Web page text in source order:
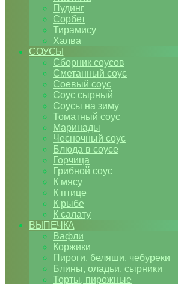
Пудинг
Сорбет
Тирамису
Халва
СОУСЫ
Сборник соусов
Сметанный соус
Соевый соус
Соус сырный
Соусы на зиму
Томатный соус
Маринады
Чесночный соус
Блюда в соусе
Горчица
Грибной соус
К мясу
К птице
К рыбе
К салату
ВЫПЕЧКА
Вафли
Коржики
Пироги, беляши, чебуреки
Блины, оладьи, сырники
Торты, пирожные